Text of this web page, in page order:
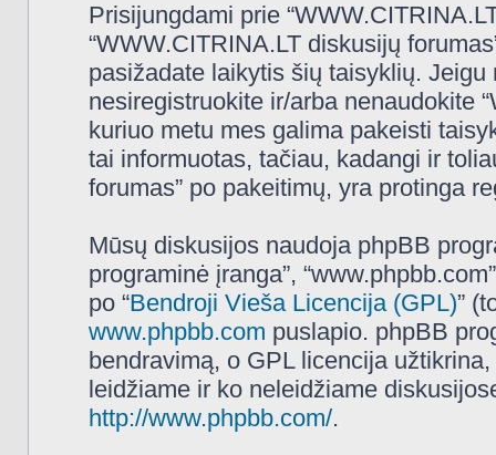
Prisijungdami prie
“WWW.CITRINA.LT diskusijų
pasižadate laikytis šių taisyklių.
nesiregistruokite ir/arba nenaudokite
kuriuo metu mes galima pakeisti
tai informuotas, tačiau, kadangi ir
forumas” po pakeitimų, yra protinga
Mūsų diskusijos naudoja phpBB
programinė įranga”,
po “Bendroji Vieša Licencija (GPL)”
www.phpbb.com puslapio. phpBB
bendravimą, o GPL licencija
leidžiame ir ko neleidžiame
http://www.phpbb.com/.